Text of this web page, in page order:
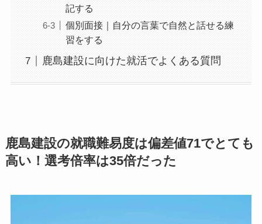
記する
個別面接｜自分の言葉で自然と話せる練
習をする
鹿島建設に向けた就活でよくある質問
鹿島建設の就職難易度は偏差値71でとても
高い！選考倍率は35倍だった